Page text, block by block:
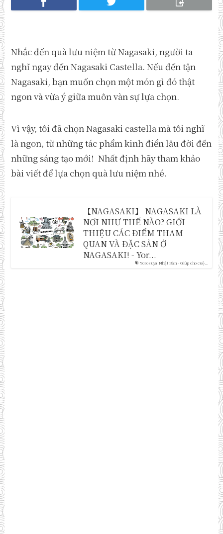
Nhắc đến quà lưu niệm từ Nagasaki, người ta
nghĩ ngay đến Nagasaki Castella. Nếu đến tận
Nagasaki, bạn muốn chọn một món gì đó thật
ngon và vừa ý giữa muôn vàn sự lựa chọn.
Vì vậy, tôi đã chọn Nagasaki castella mà tôi nghĩ
là ngon, từ những tác phẩm kinh điển lâu đời đến
những sáng tạo mới! Nhất định hãy tham khảo
bài viết để lựa chọn quà lưu niệm nhé.
Yorozuya Nhật Bản - Giúp cho cuộ...
【NAGASAKI】 NAGASAKI LÀ
NƠI NHƯ THẾ NÀO? GIỚI
THIỆU CÁC ĐIỂM THAM
QUAN VÀ ĐẶC SẢN Ở
NAGASAKI! - Yor...